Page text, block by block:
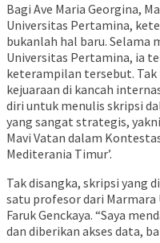
Bagi Ave Maria Georgina,
Universitas Pertamina,
bukanlah hal baru. Selama
Universitas Pertamina, ia
keterampilan tersebut.
kejuaraan di kancah
diri untuk menulis skripsi
yang sangat strategis,
Mavi Vatan dalam
Mediterania Timur’.
Tak disangka, skripsi yang
satu profesor dari Marmara
Faruk Genckaya. “Saya
dan diberikan akses data,